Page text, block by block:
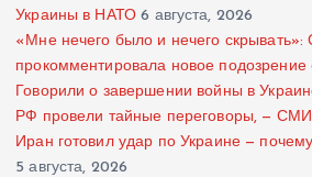
Украины в НАТО 6 августа, 2026
«Мне нечего было и нечего
прокомментировала новое подозрение
Говорили о завершении войны в
РФ провели тайные переговоры, — СМИ
Иран готовил удар по Украине —
5 августа, 2026